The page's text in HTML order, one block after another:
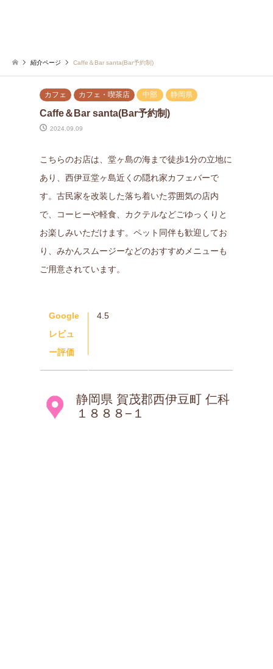
紹介ページ Caffe＆Bar santa(Bar予約制)
カフェ カフェ・喫茶店 中部 静岡県
Caffe＆Bar santa(Bar予約制)
2024.09.09
こちらのお店は、堂ヶ島の海まで徒歩1分の立地に
あり、西伊豆堂ヶ島近くの隠れ家カフェバーで
す。古民家を改装した落ち着いた雰囲気の店内
で、コーヒーや軽食、カクテルなどごゆっくりと
お楽しみいただけます。ペット同伴も歓迎してお
り、みかんスムージーなどのおすすめメニューも
ご用意されています。
Google
レビュ
ー評価
4.5
静岡県 賀茂郡西伊豆町 仁科
１８８８−１